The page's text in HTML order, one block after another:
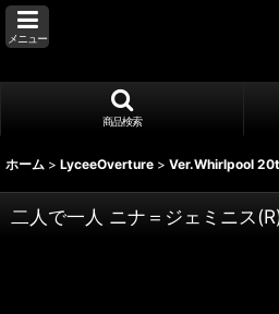
メニュー
商品検索
ホーム > LyceeOverture > Ver.Whirlpool
二人で一人 ニナ＝ジェミニス